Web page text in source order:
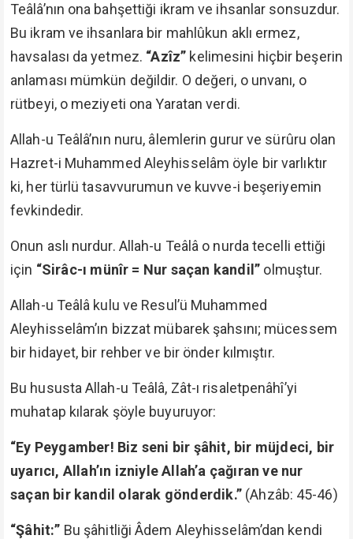
Teâlâ’nın ona bahşettiği ikram ve ihsanlar sonsuzdur.
Bu ikram ve ihsanlara bir mahlûkun aklı ermez,
havsalası da yetmez. “Azîz” kelimesini hiçbir beşerin
anlaması mümkün değildir. O değeri, o unvanı, o
rütbeyi, o meziyeti ona Yaratan verdi.
Allah-u Teâlâ’nın nuru, âlemlerin gurur ve sürûru olan
Hazret-i Muhammed Aleyhisselâm öyle bir varlıktır
ki, her türlü tasavvurumun ve kuvve-i beşeriyemin
fevkindedir.
Onun aslı nurdur. Allah-u Teâlâ o nurda tecelli ettiği
için “Sirâc-ı münîr = Nur saçan kandil” olmuştur.
Allah-u Teâlâ kulu ve Resul’ü Muhammed
Aleyhisselâm’ın bizzat mübarek şahsını; mücessem
bir hidayet, bir rehber ve bir önder kılmıştır.
Bu hususta Allah-u Teâlâ, Zât-ı risaletpenâhî’yi
muhatap kılarak şöyle buyuruyor:
“Ey Peygamber! Biz seni bir şâhit, bir müjdeci, bir
uyarıcı, Allah’ın izniyle Allah’a çağıran ve nur
saçan bir kandil olarak gönderdik.” (Ahzâb: 45-46)
“Şâhit:” Bu şâhitliği Âdem Aleyhisselâm’dan kendi